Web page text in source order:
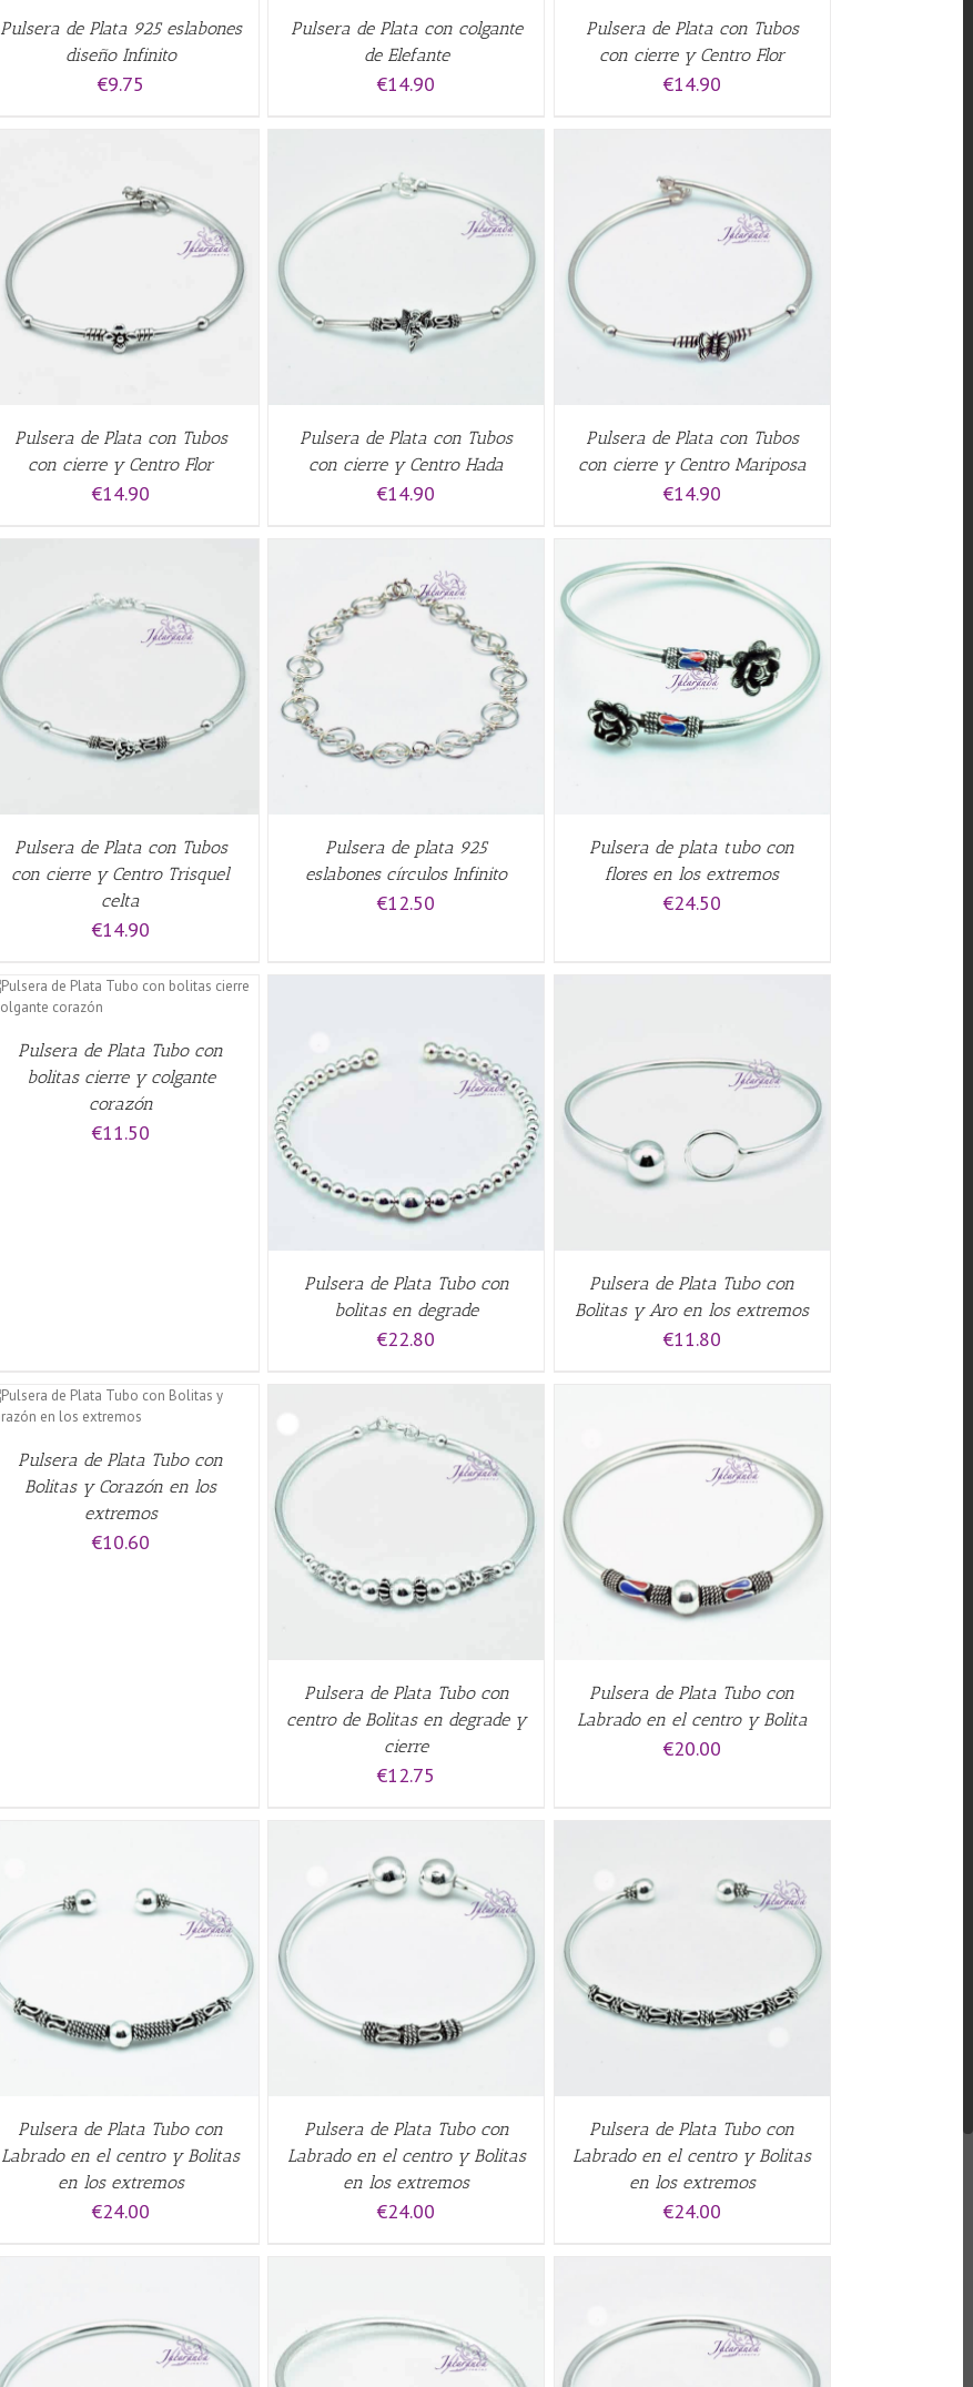
Pulsera de Plata 925 eslabones
diseño Infinito
€9.75
Pulsera de Plata con colgante
de Elefante
€14.90
Pulsera de Plata con Tubos
con cierre y Centro Flor
€14.90
Pulsera de Plata con Tubos
con cierre y Centro Flor
€14.90
Pulsera de Plata con Tubos
con cierre y Centro Hada
€14.90
Pulsera de Plata con Tubos
con cierre y Centro Mariposa
€14.90
Pulsera de Plata con Tubos
con cierre y Centro Trisquel
celta
€14.90
Pulsera de plata 925
eslabones círculos Infinito
€12.50
AÑADIR AL CARRITO
QUICK
Pulsera de plata tubo con
flores en los extremos
€24.50
Pulsera de Plata Tubo con
bolitas cierre y colgante
corazón
€11.50
Pulsera de Plata Tubo con
bolitas en degrade
€22.80
QUICK
Pulsera de Plata Tubo con
Bolitas y Aro en los extremos
€11.80
Pulsera de Plata Tubo con
Bolitas y Corazón en los
extremos
€10.60
Pulsera de Plata Tubo con
centro de Bolitas en degrade y
cierre
€12.75
Pulsera de Plata Tubo con
Labrado en el centro y Bolita
€20.00
Pulsera de Plata Tubo con
Labrado en el centro y Bolitas
en los extremos
€24.00
Pulsera de Plata Tubo con
Labrado en el centro y Bolitas
en los extremos
€24.00
Pulsera de Plata Tubo con
Labrado en el centro y Bolitas
en los extremos
€24.00